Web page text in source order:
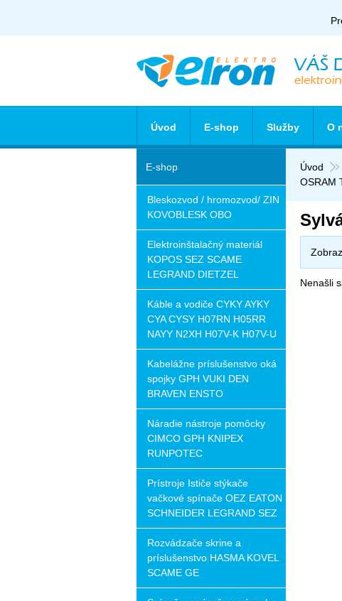
Úvod
OSRAM
Nenašli
E-shop
Bleskozvod / hromozvod/ ZIN
KOVOBLESK OBO
Elektroinštalačný materiál
KOPOS SEZ SCAME
LEGRAND DIETZEL
Káble a vodiče CYKY AYKY
CYA CYSY H07RN H05RR
NAYY N2XH H07V-K H07V-U
Kabelážne príslušenstvo oká
spojky GPH VUKI DEN
BRAVEN ENSTO
Náradie nástroje pomôcky
CIMCO GPH KNIPEX
RUNPOTEC
Prístroje Ističe stýkače
vačkové spínače OEZ EATON
SCHNEIDER LEGRAND SEZ
Rozvádzače skrine a
príslušenstvo HASMA KOVEL
SCAME GE
Úvod E-shop Služby O